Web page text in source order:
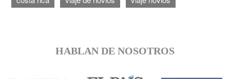
HABLAN DE NOSOTROS